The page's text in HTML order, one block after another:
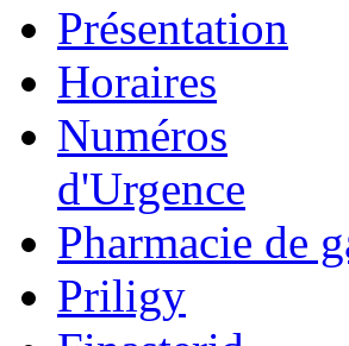
Présentation
Horaires
Numéros
d'Urgence
Pharmacie de
Priligy